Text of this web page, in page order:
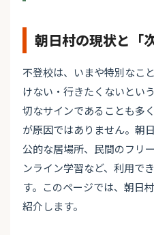
朝日村の現状と「
不登校は、いまや特別なこ
けない・行きたくないとい
切なサインであることも多
が原因ではありません。朝
公的な居場所、民間のフリ
ンライン学習など、利用で
す。このページでは、朝日
紹介します。